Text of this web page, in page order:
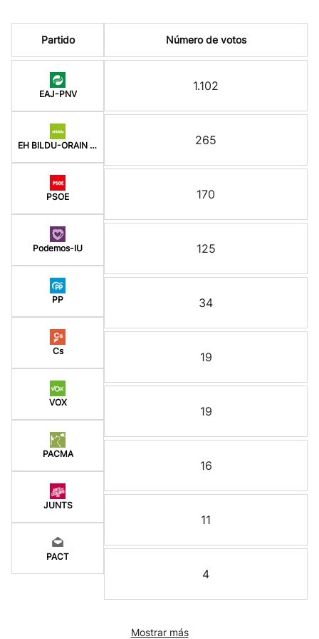
Partido
EAJ-PNV
EH BILDU-ORAIN ERREP
PSOE
Podemos-IU
PP
Cs
VOX
PACMA
JUNTS
PACT
Número de votos
1.102
265
170
125
34
19
19
16
11
4
Mostrar más